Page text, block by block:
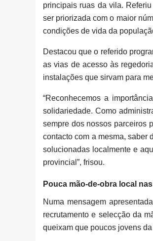
principais ruas da vila.
ser priorizada com o maior
condições de vida da
Destacou que o referido
as vias de acesso às
instalações que sirvam para
“Reconhecemos a
solidariedade. Como
sempre dos nossos parceiros
contacto com a mesma, saber
solucionadas localmente e
provincial”, frisou.
Pouca mão-de-obra local
Numa mensagem
recrutamento e selecção da
queixam que poucos jovens